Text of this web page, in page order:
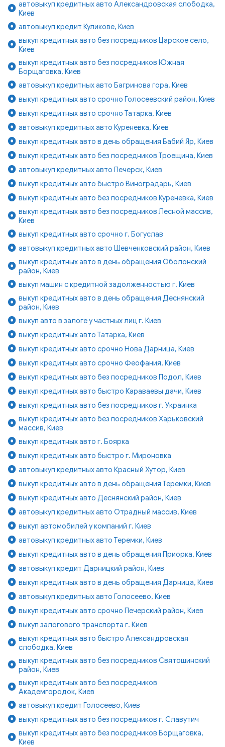
автовыкуп кредитных авто Александровская слободка,
Киев
автовыкуп кредит Куликове, Киев
выкуп кредитных авто без посредников Царское село,
Киев
выкуп кредитных авто без посредников Южная
Борщаговка, Киев
автовыкуп кредитных авто Багринова гора, Киев
выкуп кредитных авто срочно Голосеевский район, Киев
выкуп кредитных авто срочно Татарка, Киев
автовыкуп кредитных авто Куреневка, Киев
выкуп кредитных авто в день обращения Бабий Яр, Киев
выкуп кредитных авто без посредников Троещина, Киев
автовыкуп кредитных авто Печерск, Киев
выкуп кредитных авто быстро Виноградарь, Киев
выкуп кредитных авто без посредников Куреневка, Киев
выкуп кредитных авто без посредников Лесной массив,
Киев
выкуп кредитных авто срочно г. Богуслав
автовыкуп кредитных авто Шевченковский район, Киев
выкуп кредитных авто в день обращения Оболонский
район, Киев
выкуп машин с кредитной задолженностью г. Киев
выкуп кредитных авто в день обращения Деснянский
район, Киев
выкуп авто в залоге у частных лиц г. Киев
выкуп кредитных авто Татарка, Киев
выкуп кредитных авто срочно Нова Дарница, Киев
выкуп кредитных авто срочно Феофания, Киев
выкуп кредитных авто без посредников Подол, Киев
выкуп кредитных авто быстро Караваевы дачи, Киев
выкуп кредитных авто без посредников г. Украинка
выкуп кредитных авто без посредников Харьковский
массив, Киев
выкуп кредитных авто г. Боярка
выкуп кредитных авто быстро г. Мироновка
автовыкуп кредитных авто Красный Хутор, Киев
выкуп кредитных авто в день обращения Теремки, Киев
выкуп кредитных авто Деснянский район, Киев
автовыкуп кредитных авто Отрадный массив, Киев
выкуп автомобилей у компаний г. Киев
автовыкуп кредитных авто Теремки, Киев
выкуп кредитных авто в день обращения Приорка, Киев
автовыкуп кредит Дарницкий район, Киев
выкуп кредитных авто в день обращения Дарница, Киев
автовыкуп кредитных авто Голосеево, Киев
выкуп кредитных авто срочно Печерский район, Киев
выкуп залогового транспорта г. Киев
выкуп кредитных авто быстро Александровская
слободка, Киев
выкуп кредитных авто без посредников Святошинский
район, Киев
выкуп кредитных авто без посредников
Академгородок, Киев
автовыкуп кредит Голосеево, Киев
выкуп кредитных авто без посредников г. Славутич
выкуп кредитных авто без посредников Борщаговка,
Киев